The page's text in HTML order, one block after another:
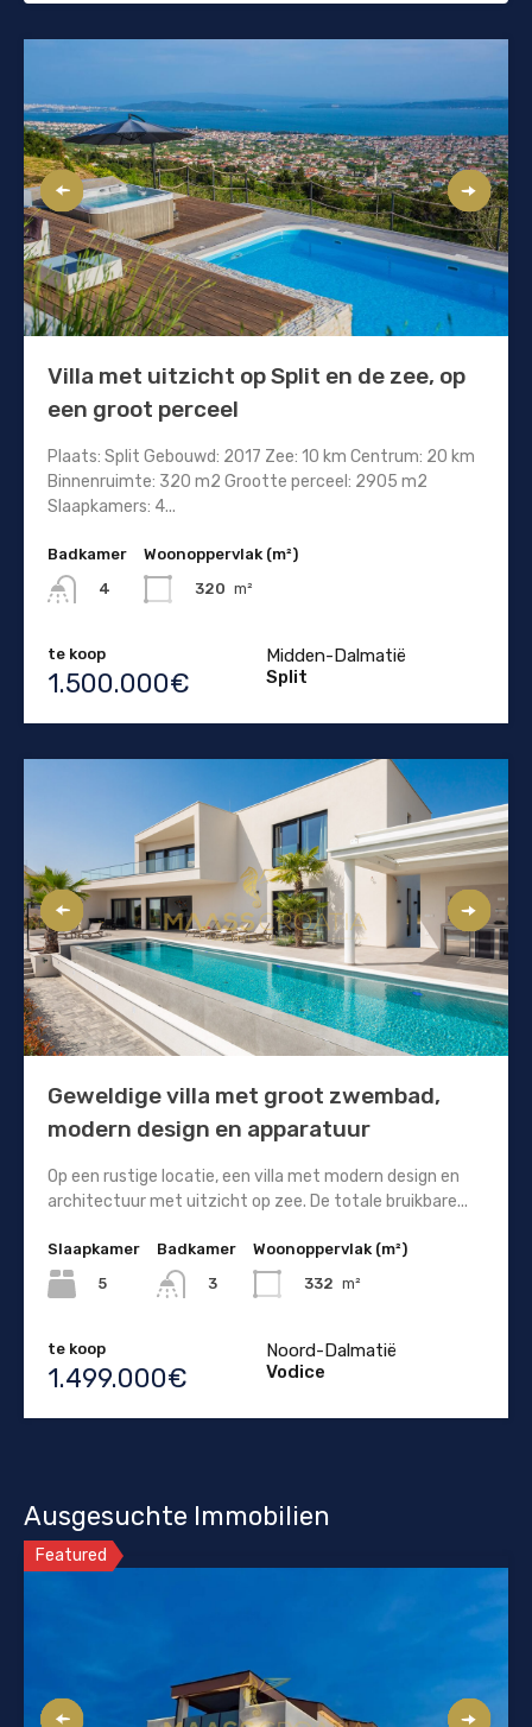
Villa met uitzicht op Split en de zee, op
een groot perceel
Plaats: Split Gebouwd: 2017 Zee: 10 km Centrum: 20 km
Binnenruimte: 320 m2 Grootte perceel: 2905 m2
Slaapkamers: 4...
Badkamer
4
Woonoppervlak (m²)
320 m²
te koop
1.500.000€
Midden-Dalmatië
Split
Geweldige villa met groot zwembad,
modern design en apparatuur
Op een rustige locatie, een villa met modern design en
architectuur met uitzicht op zee. De totale bruikbare...
Slaapkamer
5
Badkamer
3
Woonoppervlak (m²)
332 m²
te koop
1.499.000€
Noord-Dalmatië
Vodice
Ausgesuchte Immobilien
Featured